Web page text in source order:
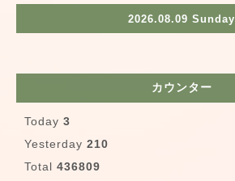
2026.08.09 Sunday
カウンター
Today 3
Yesterday 210
Total 436809